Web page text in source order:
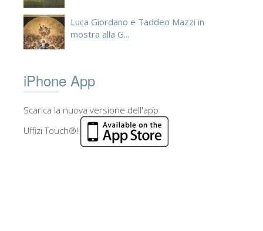
Luca Giordano e Taddeo Mazzi in
mostra alla G...
iPhone App
Scarica la nuova versione dell'app
Uffizi Touch®!